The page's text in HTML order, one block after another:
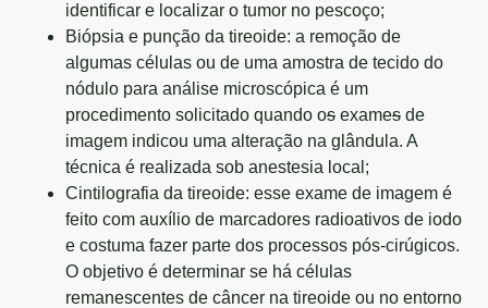
identificar e localizar o tumor no pescoço;
Biópsia e punção da tireoide: a remoção de
algumas células ou de uma amostra de tecido do
nódulo para análise microscópica é um
procedimento solicitado quando os exames de
imagem indicou uma alteração na glândula. A
técnica é realizada sob anestesia local;
Cintilografia da tireoide: esse exame de imagem é
feito com auxílio de marcadores radioativos de iodo
e costuma fazer parte dos processos pós-cirúgicos.
O objetivo é determinar se há células
remanescentes de câncer na tireoide ou no entorno